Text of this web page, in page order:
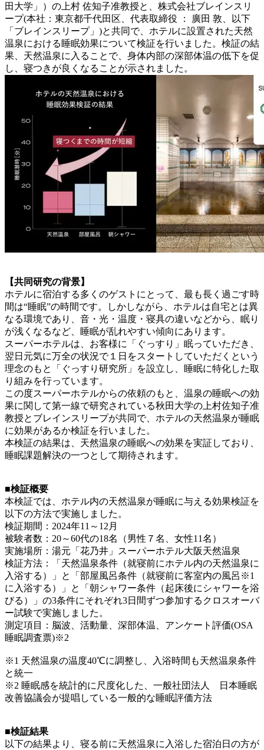
田大学」）の上村 佐知子准教授と、株式会社ブレインスリ
ープ(本社：東京都千代田区、代表取締役 ： 廣田 敦、以下
「ブレインスリープ」)と共同で、ホテルに設置された天然
温泉における睡眠効果について検証を行いました。検証の結
果、天然温泉に入ることで、身体内部の深部体温の低下を促
し、寝つきが良くなることが示されました。
【共同研究の背景】
ホテルに宿泊する多くのゲストにとって、最も長く過ごす時
間は“睡眠”の時間です。しかしながら、ホテルは自宅とは異
なる環境であり、音・光・温度・寝具の違いなどから、眠り
が浅くなるなど、睡眠が乱れやすい傾向にあります。
スーパーホテルは、お客様に「ぐっすり」眠っていただき、
翌日元気に万全の状況で１日をスタートしていただくという
理念のもと「ぐっすり研究所」を設立し、睡眠に特化した取
り組みを行っています。
この度スーパーホテルからの依頼のもと、温泉の睡眠への効
果に関して第一線で研究されている秋田大学の上村佐知子准
教授とブレインスリープが共同で、ホテルの天然温泉が睡眠
に効果があるか検証を行いました。
本検証の結果は、天然温泉の睡眠への効果を実証しており、
睡眠課題解決の一つとして期待されます。
■検証概要
本検証では、ホテル内の天然温泉が睡眠に与える効果検証を
以下の方法で実施しました。
検証期間：2024年11～12月
被験者数：20～60代の18名（男性７名、女性11名）
実施場所：湯元「花乃井」スーパーホテル大阪天然温泉
検証方法：「天然温泉条件（就寝前にホテル内の天然温泉に
入浴する）」と「部屋風呂条件（就寝前に客室内の風呂※1
に入浴する）」と「朝シャワー条件（起床後にシャワーを浴
びる）」の3条件にそれぞれ3日間ずつ参加するクロスオーバ
ー試験で実施しました。
測定項目：脳波、活動量、深部体温、アンケート評価(OSA
睡眠調査票)※2
※1 天然温泉の温度40℃に調整し、入浴時間も天然温泉条件
と統一
※2 睡眠感を統計的に尺度化した、一般社団法人 日本睡眠
改善協議会が提唱している一般的な睡眠評価方法
■検証結果
以下の結果より、寝る前に天然温泉に入浴した宿泊日の方が